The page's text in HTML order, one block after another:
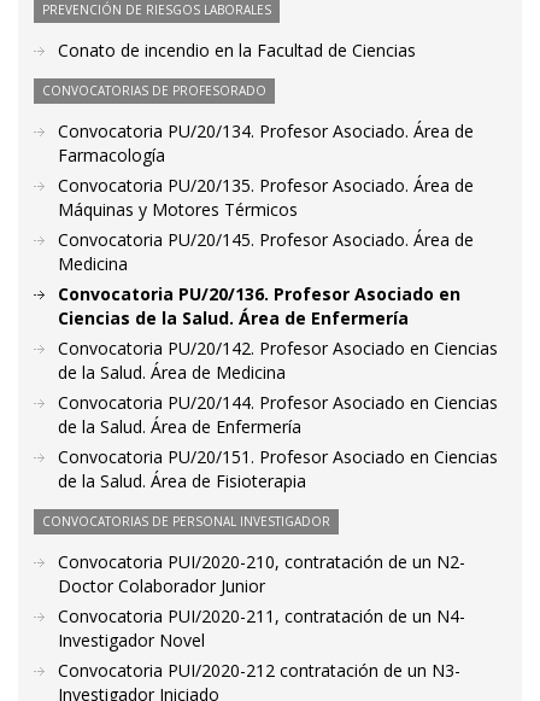
PREVENCIÓN DE RIESGOS LABORALES
Conato de incendio en la Facultad de Ciencias
CONVOCATORIAS DE PROFESORADO
Convocatoria PU/20/134. Profesor Asociado. Área de
Farmacología
Convocatoria PU/20/135. Profesor Asociado. Área de
Máquinas y Motores Térmicos
Convocatoria PU/20/145. Profesor Asociado. Área de
Medicina
Convocatoria PU/20/136. Profesor Asociado en
Ciencias de la Salud. Área de Enfermería
Convocatoria PU/20/142. Profesor Asociado en Ciencias
de la Salud. Área de Medicina
Convocatoria PU/20/144. Profesor Asociado en Ciencias
de la Salud. Área de Enfermería
Convocatoria PU/20/151. Profesor Asociado en Ciencias
de la Salud. Área de Fisioterapia
CONVOCATORIAS DE PERSONAL INVESTIGADOR
Convocatoria PUI/2020-210, contratación de un N2-
Doctor Colaborador Junior
Convocatoria PUI/2020-211, contratación de un N4-
Investigador Novel
Convocatoria PUI/2020-212 contratación de un N3-
Investigador Iniciado